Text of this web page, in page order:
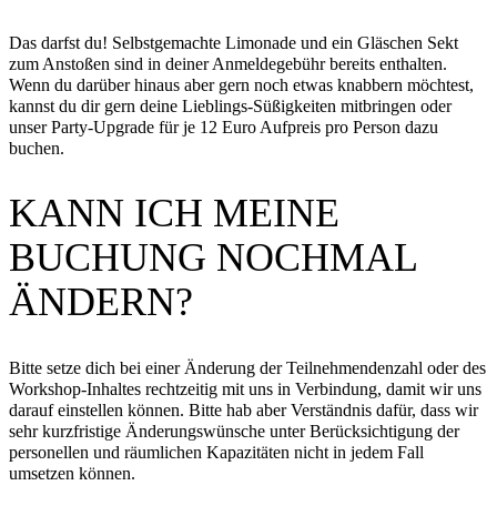
Das darfst du! Selbstgemachte Limonade und ein Gläschen Sekt
zum Anstoßen sind in deiner Anmeldegebühr bereits enthalten.
Wenn du darüber hinaus aber gern noch etwas knabbern möchtest,
kannst du dir gern deine Lieblings-Süßigkeiten mitbringen oder
unser Party-Upgrade für je 12 Euro Aufpreis pro Person dazu
buchen.
KANN ICH MEINE
BUCHUNG NOCHMAL
ÄNDERN?
Bitte setze dich bei einer Änderung der Teilnehmendenzahl oder des
Workshop-Inhaltes rechtzeitig mit uns in Verbindung, damit wir uns
darauf einstellen können. Bitte hab aber Verständnis dafür, dass wir
sehr kurzfristige Änderungswünsche unter Berücksichtigung der
personellen und räumlichen Kapazitäten nicht in jedem Fall
umsetzen können.